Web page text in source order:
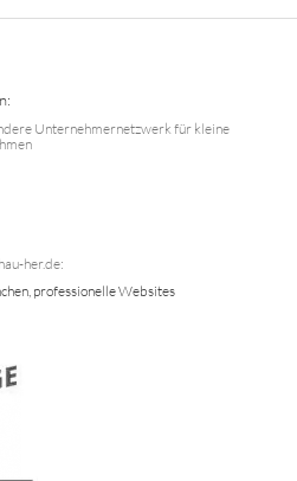
Unternehmernetzwerk für kleine
her.de:
professionelle Websites